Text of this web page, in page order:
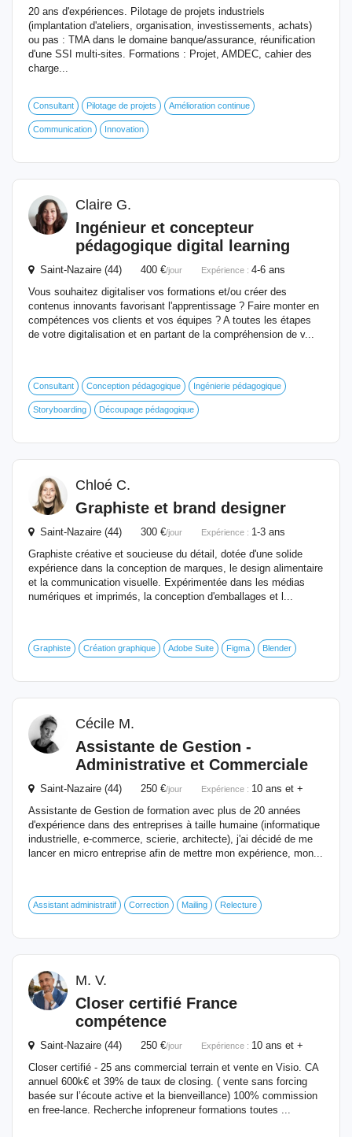
20 ans d'expériences. Pilotage de projets industriels
(implantation d'ateliers, organisation, investissements, achats)
ou pas : TMA dans le domaine banque/assurance, réunification
d'une SSI multi-sites. Formations : Projet, AMDEC, cahier des
charge...
Consultant Pilotage de projets Amélioration continue
Communication Innovation
Claire G.
Ingénieur et concepteur
pédagogique digital learning
Saint-Nazaire (44) 400 €/jour Expérience : 4-6 ans
Vous souhaitez digitaliser vos formations et/ou créer des
contenus innovants favorisant l'apprentissage ? Faire monter en
compétences vos clients et vos équipes ? A toutes les étapes
de votre digitalisation et en partant de la compréhension de v...
Consultant Conception pédagogique Ingénierie pédagogique
Storyboarding Découpage pédagogique
Chloé C.
Graphiste et brand designer
Saint-Nazaire (44) 300 €/jour Expérience : 1-3 ans
Graphiste créative et soucieuse du détail, dotée d'une solide
expérience dans la conception de marques, le design alimentaire
et la communication visuelle. Expérimentée dans les médias
numériques et imprimés, la conception d'emballages et l...
Graphiste Création graphique Adobe Suite Figma Blender
Cécile M.
Assistante de Gestion -
Administrative et Commerciale
Saint-Nazaire (44) 250 €/jour Expérience : 10 ans et +
Assistante de Gestion de formation avec plus de 20 années
d'expérience dans des entreprises à taille humaine (informatique
industrielle, e-commerce, scierie, architecte), j'ai décidé de me
lancer en micro entreprise afin de mettre mon expérience, mon...
Assistant administratif Correction Mailing Relecture
M. V.
Closer certifié France
compétence
Saint-Nazaire (44) 250 €/jour Expérience : 10 ans et +
Closer certifié - 25 ans commercial terrain et vente en Visio. CA
annuel 600k€ et 39% de taux de closing. ( vente sans forcing
basée sur l’écoute active et la bienveillance) 100% commission
en free-lance. Recherche infopreneur formations toutes ...